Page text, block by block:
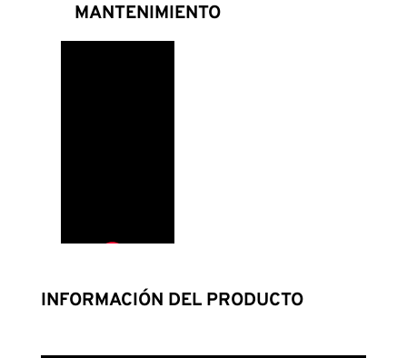
MANTENIMIENTO
INFORMACIÓN DEL PRODUCTO